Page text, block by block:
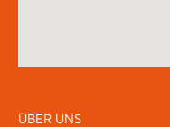
ÜBER UNS